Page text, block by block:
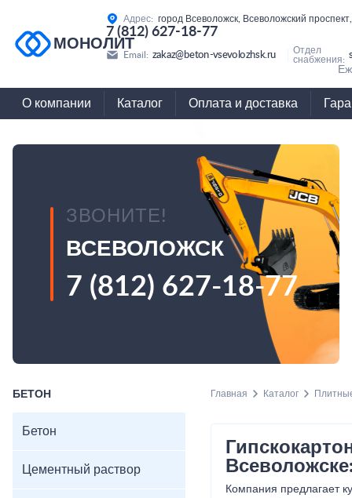
МОНОЛИТ
Адрес: город Всеволожск, Всеволожский
7 (812) 627-18-77
Email: zakaz@beton-vsevolozhsk.ru
Отдел
снабжения:
О компании Каталог Оплата и доставка
ЗВОНИТЕ!
ВСЕВОЛОЖСК
7 (812) 627-18-77
БЕТОН
Бетон
Цементный раствор
Главная Каталог
Компания предлагает